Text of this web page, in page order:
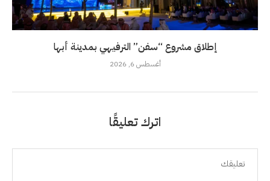
إطلاق مشروع “سفن” الترفيهي بمدينة أبها
أغسطس 6, 2026
اترك تعليقًا